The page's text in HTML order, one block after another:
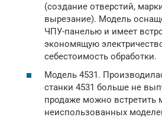
(создание отверстий,
вырезание). Модель
ЧПУ-панелью и имеет
экономящую
себестоимость обработки.
Модель 4531.
станки 4531 больше не
продаже можно встретить
неиспользованных